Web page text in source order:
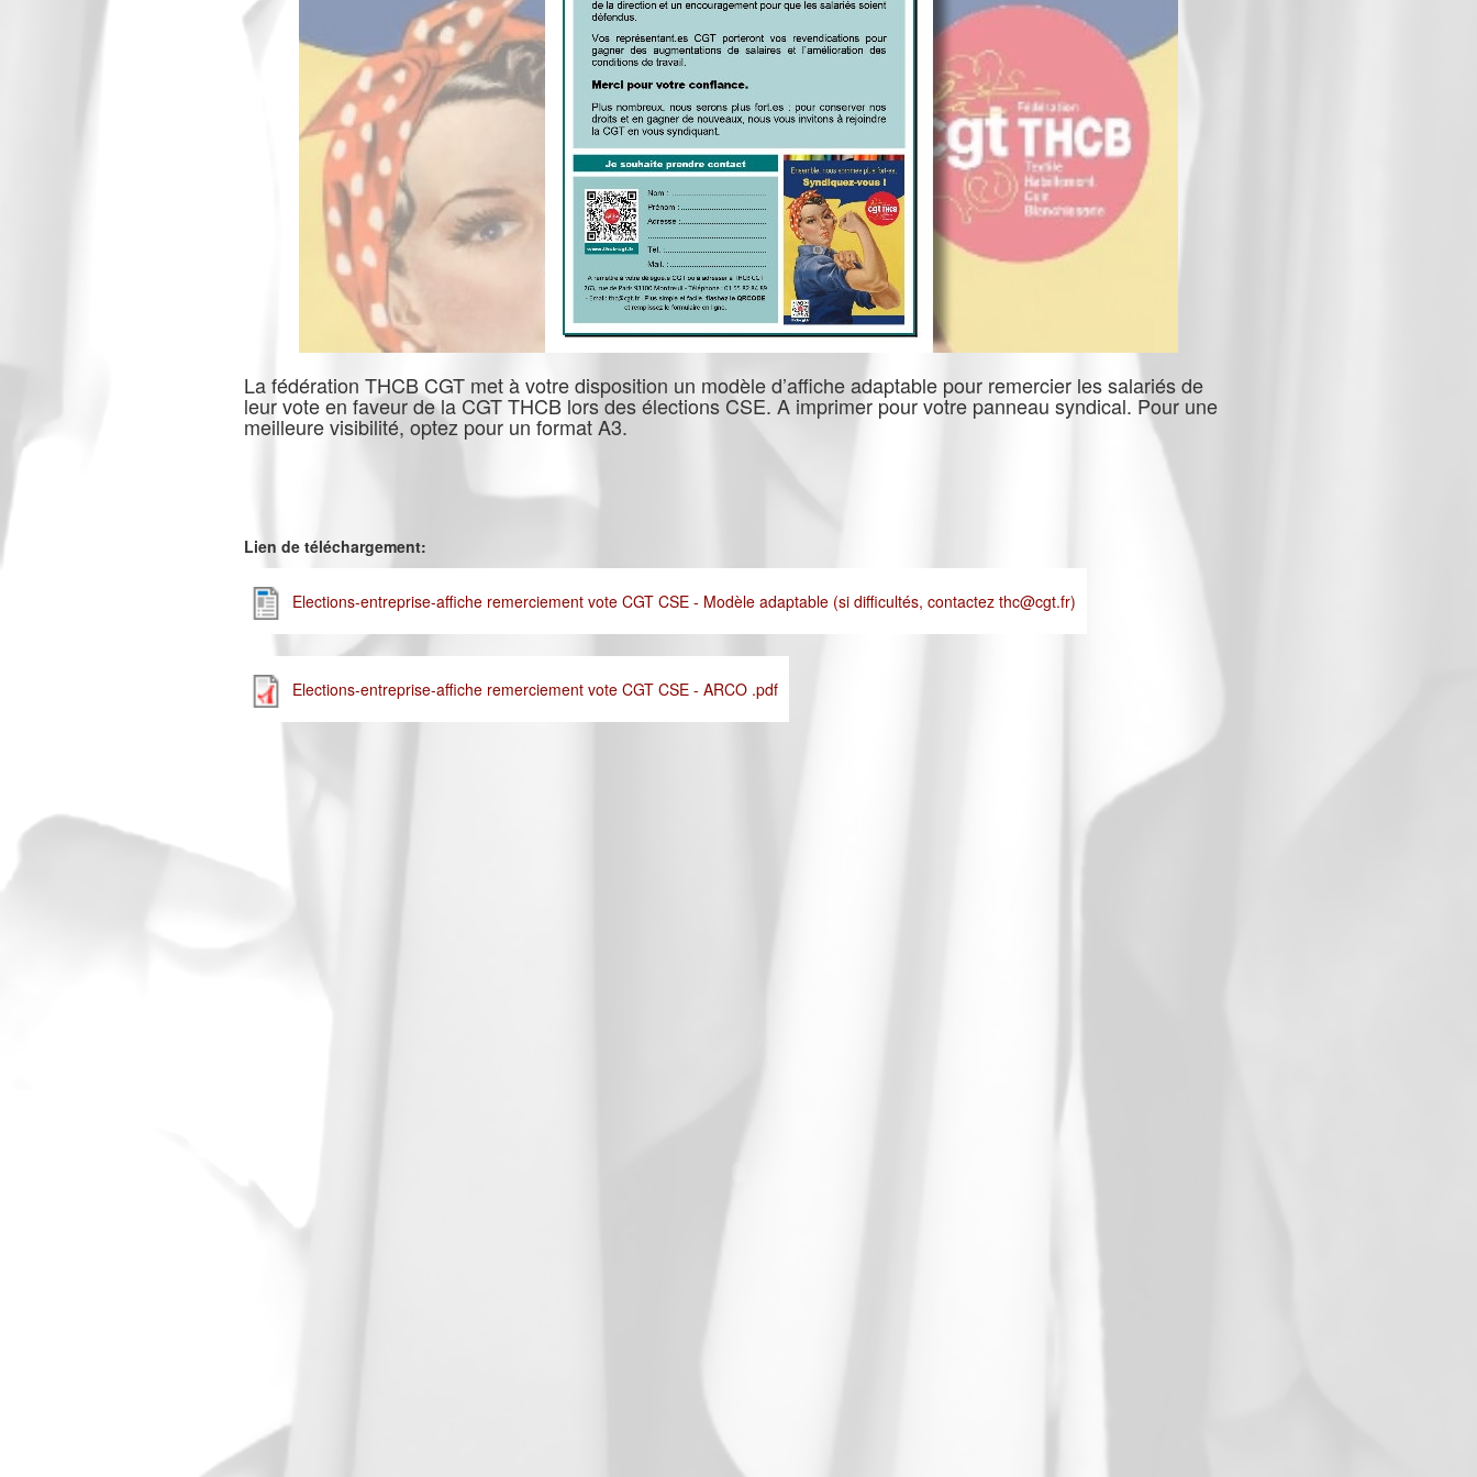
La fédération THCB CGT met à votre disposition un modèle d’affiche adaptable pour remercier les salariés de
leur vote en faveur de la CGT THCB lors des élections CSE. A imprimer pour votre panneau syndical. Pour une
meilleure visibilité, optez pour un format A3.
Lien de téléchargement:
Elections-entreprise-affiche remerciement vote CGT CSE - Modèle adaptable (si difficultés, contactez thc@cgt.fr)
Elections-entreprise-affiche remerciement vote CGT CSE - ARCO .pdf